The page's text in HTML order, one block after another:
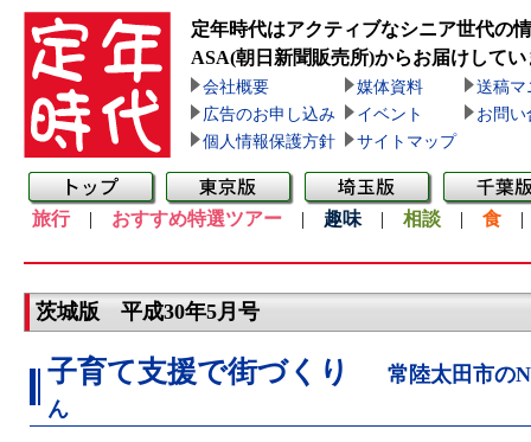
定年時代はアクティブなシニア世代の
ASA(朝日新聞販売所)からお届けしてい
会社概要 媒体資料
送稿マ
広告のお申し込み
イベント
お問い
個人情報保護方針
サイトマップ
旅行| おすすめ特選ツアー | 趣味 | 相談 | 食
茨城版 平成30年5月号
子育て支援で街づくり
常陸太田市の
ん